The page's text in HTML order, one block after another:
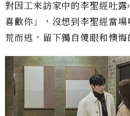
對因工來訪家中的李聖經吐
喜歡你」，沒想到李聖經當
荒而逃，留下獨自傻眼和懊悔